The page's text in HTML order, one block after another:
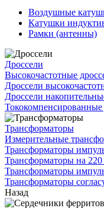
Воздушные
Катушки
Рамки (антенны)
Дроссели
Высокочастотные
Дроссели
Дроссели
Тококомпенсированные
Трансформаторы
Измерительные
Трансформаторы
Трансформаторы на 220
Трансформаторы
Трансформаторы
Назад